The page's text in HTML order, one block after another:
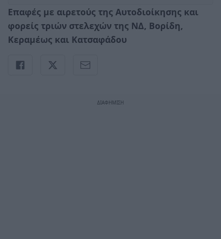
Επαφές με αιρετούς της Αυτοδιοίκησης και
φορείς τριών στελεχών της ΝΔ, Βορίδη,
Κεραμέως και Κατσαφάδου